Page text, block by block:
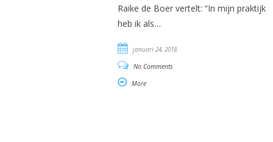
Raike de Boer vertelt: “In mijn praktijk
heb ik als…
januari 24, 2018
No Comments
More